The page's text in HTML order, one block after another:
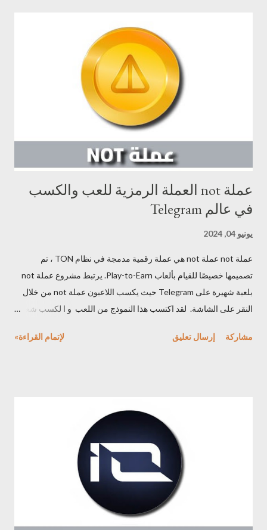
عملة not العملة الرمزية للعب والكسب
في عالم Telegram
يونيو 04, 2024
عملة not عملة not هي عملة رقمية مدمجة في نظام TON ، تم
تصميمها خصيصًا للقيام بألعاب Play-to-Earn. يرتبط مشروع عملة not
بلعبة شهيرة على Telegram حيث يكسب اللاعبون عملة not من خلال
النقر على الشاشة. لقد اكتسب هذا النموذج من اللعب و ا لكسب شعبية
not بواسطة Open Builders، انه فريق يركز على تطوير ألعاب
للاعبين جمع العملة داخل اللعبة من خلال المشاركة في أنشطة اللعب
المنتظمة. كما يمكن للاعبين إكمال المهام والانضمام إلى لوحات
المتصدرين واستخدام التعزيزات لزيادة أرباحهم. تجعل هذه الميزات...
مشاركة إرسال تعليق لإتمام القراءة»